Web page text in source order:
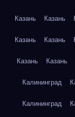
Казань Казань
Казань Казань
Казань Казань
Калининград
Калининград